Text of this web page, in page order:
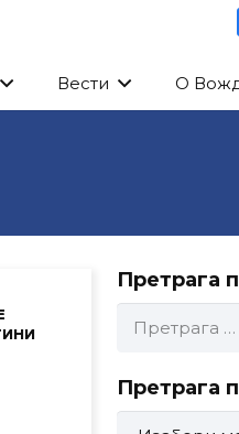
Вести О
Претрага
за:
Претрага